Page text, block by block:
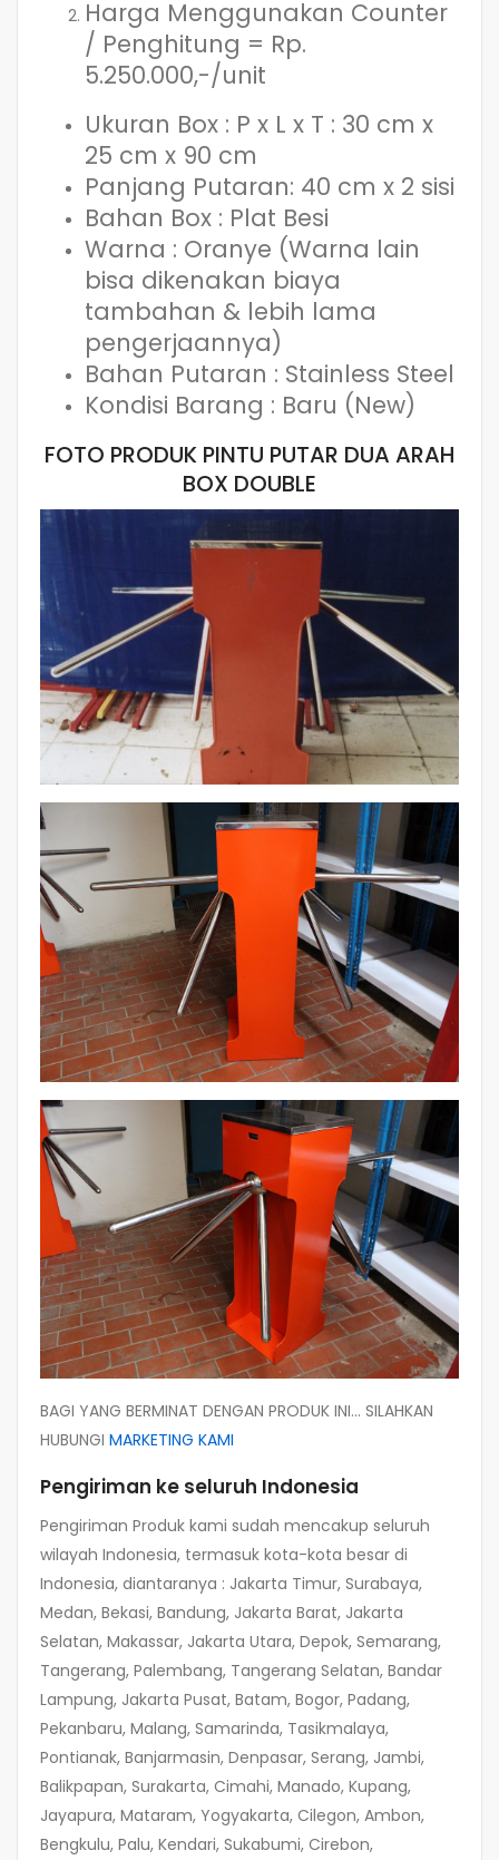
Harga Menggunakan Counter
/ Penghitung = Rp.
5.250.000,-/unit
Ukuran Box : P x L x T : 30 cm x
25 cm x 90 cm
Panjang Putaran: 40 cm x 2 sisi
Bahan Box : Plat Besi
Warna : Oranye (Warna lain
bisa dikenakan biaya
tambahan & lebih lama
pengerjaannya)
Bahan Putaran : Stainless Steel
Kondisi Barang : Baru (New)
FOTO PRODUK PINTU PUTAR DUA ARAH
BOX DOUBLE
BAGI YANG BERMINAT DENGAN PRODUK INI… SILAHKAN
HUBUNGI MARKETING KAMI
Pengiriman ke seluruh Indonesia
Pengiriman Produk kami sudah mencakup seluruh
wilayah Indonesia, termasuk kota-kota besar di
Indonesia, diantaranya : Jakarta Timur, Surabaya,
Medan, Bekasi, Bandung, Jakarta Barat, Jakarta
Selatan, Makassar, Jakarta Utara, Depok, Semarang,
Tangerang, Palembang, Tangerang Selatan, Bandar
Lampung, Jakarta Pusat, Batam, Bogor, Padang,
Pekanbaru, Malang, Samarinda, Tasikmalaya,
Pontianak, Banjarmasin, Denpasar, Serang, Jambi,
Balikpapan, Surakarta, Cimahi, Manado, Kupang,
Jayapura, Mataram, Yogyakarta, Cilegon, Ambon,
Bengkulu, Palu, Kendari, Sukabumi, Cirebon,